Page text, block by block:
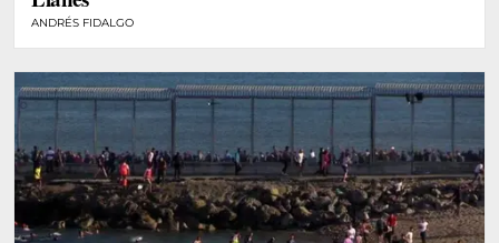
ANDRÉS FIDALGO